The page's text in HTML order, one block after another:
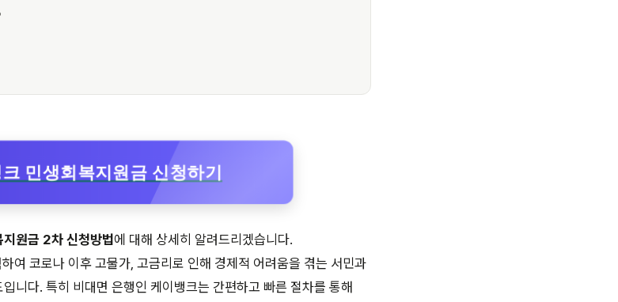
민생회복지원금 신청하기
원금 2차 신청방법에 대해 상세히 알려드리겠습니다.
여 코로나 이후 고물가, 고금리로 인해 경제적 어려움을 겪는 서민과
니다. 특히 비대면 은행인 케이뱅크는 간편하고 빠른 절차를 통해